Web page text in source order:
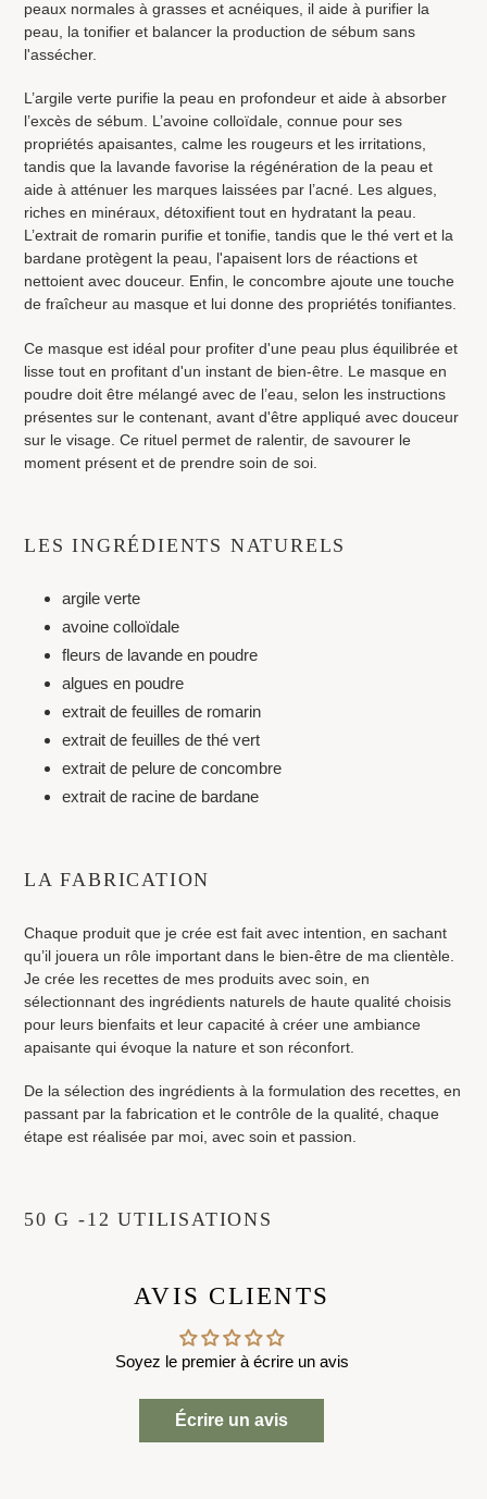
peaux normales à grasses et acnéiques, il aide à purifier la
peau, la tonifier et balancer la production de sébum sans
l'assécher.
L’argile verte purifie la peau en profondeur et aide à absorber
l’excès de sébum. L’avoine colloïdale, connue pour ses
propriétés apaisantes, calme les rougeurs et les irritations,
tandis que la lavande favorise la régénération de la peau et
aide à atténuer les marques laissées par l’acné. Les algues,
riches en minéraux, détoxifient tout en hydratant la peau.
L’extrait de romarin purifie et tonifie, tandis que le thé vert et la
bardane protègent la peau, l'apaisent lors de réactions et
nettoient avec douceur. Enfin, le concombre ajoute une touche
de fraîcheur au masque et lui donne des propriétés tonifiantes.
Ce masque est idéal pour profiter d'une peau plus équilibrée et
lisse tout en profitant d'un instant de bien-être. Le masque en
poudre doit être mélangé avec de l’eau, selon les instructions
présentes sur le contenant, avant d'être appliqué avec douceur
sur le visage. Ce rituel permet de ralentir, de savourer le
moment présent et de prendre soin de soi.
LES INGRÉDIENTS NATURELS
argile verte
avoine colloïdale
fleurs de lavande en poudre
algues en poudre
extrait de feuilles de romarin
extrait de feuilles de thé vert
extrait de pelure de concombre
extrait de racine de bardane
LA FABRICATION
Chaque produit que je crée est fait avec intention, en sachant
qu’il jouera un rôle important dans le bien-être de ma clientèle.
Je crée les recettes de mes produits avec soin, en
sélectionnant des ingrédients naturels de haute qualité choisis
pour leurs bienfaits et leur capacité à créer une ambiance
apaisante qui évoque la nature et son réconfort.
De la sélection des ingrédients à la formulation des recettes, en
passant par la fabrication et le contrôle de la qualité, chaque
étape est réalisée par moi, avec soin et passion.
50 G -12 UTILISATIONS
AVIS CLIENTS
Soyez le premier à écrire un avis
Écrire un avis